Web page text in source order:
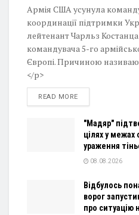
Армія США усунула
координації підтримки
лейтенант Чарльз
командувача 5-го
Європі. Причиною
</p>
READ MOREDETAILS
"Мадяр"
цілях у межах
ураження
08.08.2026
Відбулось
ворог
про ситуацію